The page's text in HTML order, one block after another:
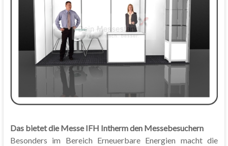
Das bietet die Messe IFH Intherm den Messebesuchern
Besonders im Bereich Erneuerbare Energien macht die